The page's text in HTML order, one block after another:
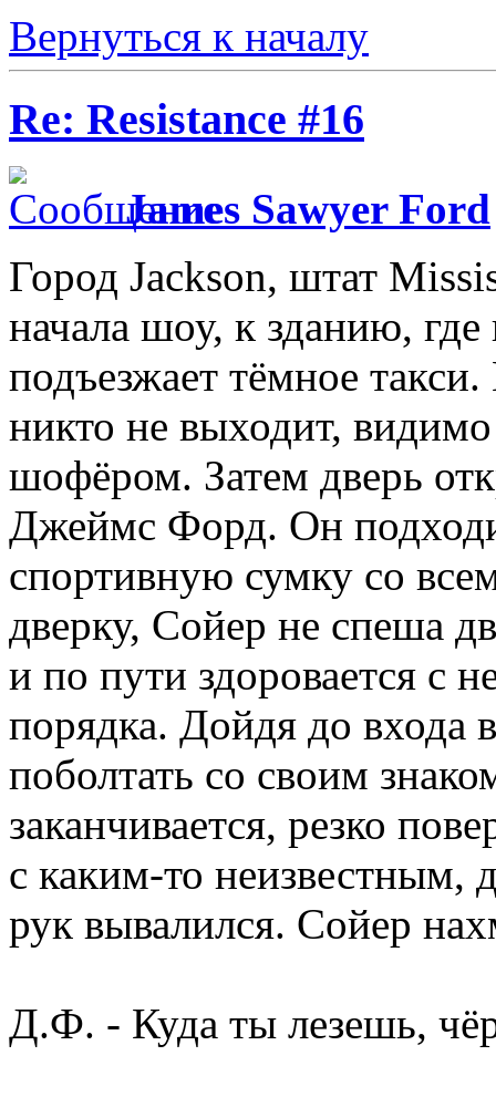
Вернуться к началу
Re: Resistance #16
James Sawyer Ford
Город Jackson, штат
начала шоу, к зданию,
подъезжает тёмное
никто не выходит,
шофёром. Затем дверь
Джеймс Форд. Он
спортивную сумку со
дверку, Сойер не спеша
и по пути здоровается с
порядка. Дойдя до входа
поболтать со своим
заканчивается, резко
с каким-то неизвестным,
рук вывалился. Сойер
Д.Ф. - Куда ты лезешь,